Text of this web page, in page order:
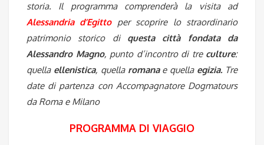
storia. Il programma comprenderà la visita ad
Alessandria d’Egittoper scoprire lo straordinario
patrimonio storico di questa città fondata da
Alessandro Magno, punto d’incontro di tre culture:
quellaellenistica, quella romanae quella egizia. Tre
date di partenza con Accompagnatore Dogmatours
da Roma e Milano
PROGRAMMA DI VIAGGIO